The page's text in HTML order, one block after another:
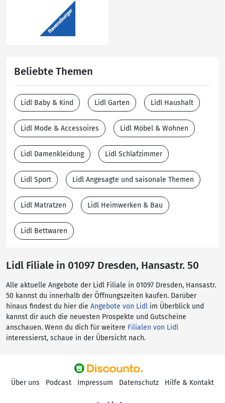
Beliebte Themen
Lidl Baby & Kind Lidl Garten Lidl Haushalt
Lidl Mode & Accessoires Lidl Möbel & Wohnen
Lidl Damenkleidung Lidl Schlafzimmer
Lidl Sport Lidl Angesagte und saisonale Themen
Lidl Matratzen Lidl Heimwerken & Bau
Lidl Bettwaren
Lidl Filiale in 01097 Dresden, Hansastr. 50
Alle aktuelle Angebote der Lidl Filiale in 01097 Dresden, Hansastr.
50 kannst du innerhalb der Öffnungszeiten kaufen. Darüber
hinaus findest du hier die Angebote von Lidl im Überblick und
kannst dir auch die neuesten Prospekte und Gutscheine
anschauen. Wenn du dich für weitere Filialen von Lidl
interessierst, schaue in der Übersicht nach.
Über uns Podcast Impressum Datenschutz Hilfe & Kontakt